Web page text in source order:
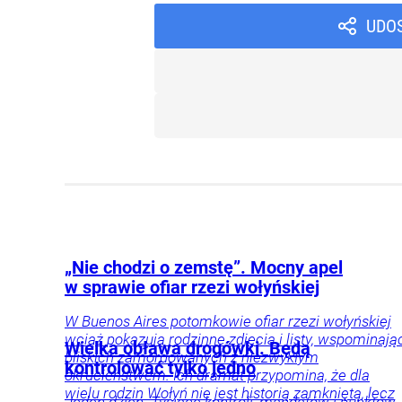
„Nie chodzi o zemstę”. Mocny apel
w sprawie ofiar rzezi wołyńskiej
W Buenos Aires potomkowie ofiar rzezi wołyńskiej
wciąż pokazują rodzinne zdjęcia i listy,
bliskich zamordowanych z niezwykłym
okrucieństwem. Ich dramat przypomina, że dla
wielu rodzin Wołyń nie jest historią zamkniętą, lecz
Wielka obława drogówki. Będą
kontrolować tylko jedno